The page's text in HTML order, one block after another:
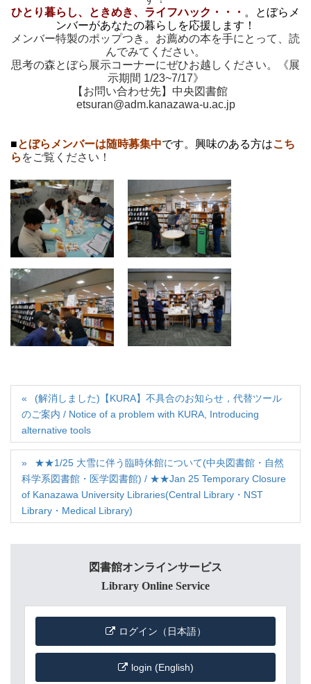
ひとり暮らし、ときめき、ライフハック・・・ 。とぼらメ
ンバーがあなたの暮らしを応援します！
メンバー特製のポップつき。お薦めの本を手にとって、読
んでみてください。
思考の森とぼら展示コーナーにぜひお越しください。《展
示期間 1/23~7/17》
【お問い合わせ先】中央図書館
etsuran@adm.kanazawa-u.ac.jp
■とぼらメンバーは随時募集中です。興味のある方はこち
ら をご覧ください！
(解消しました)【KURA】不具合のお知らせ，代替ツール
のご案内 / Notice of a problem with KURA, Introducing
alternative tools
★★1/25 大雪に伴う臨時休館について(中央図書館・自然
科学系図書館・医学図書館) / ★★Jan 25 Temporary Closure
of Kanazawa University Libraries(Central Library・NST
Library・Medical Library)
図書館オンラインサービス
Library Online Service
ログイン（日本語）
login (English)